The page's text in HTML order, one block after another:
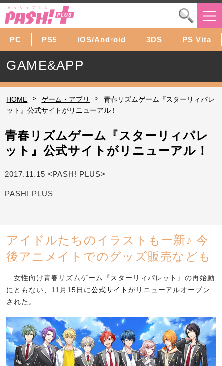
PC PS5 iOS/Android 3DS PS Vita
GAME&APP
HOME > ゲーム・アプリ >
青春リズムゲーム『スターリィパレ
ット』公式サイトがリニューアル！
青春リズムゲーム『スターリィパレ
ット』公式サイトがリニューアル！
2017.11.15 <PASH! PLUS>
PASH! PLUS
アイドルたちのイラストも一新♪ 今
後アニメイトでのグッズ販売なども
女性向け青春リズムゲーム『スターリィパレット』の再始動
にともない、11月15日に公式サイトがリニューアルオープン
された。